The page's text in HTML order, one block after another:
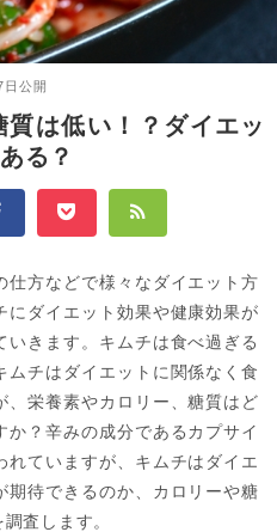
公開
は低い！？ダイエッ
る？
仕方などで様々なダイエット方
にダイエット効果や健康効果が
きます。キムチは食べ過ぎる
ムチはダイエットに関係なく食
、栄養素やカロリー、糖質はど
？辛みの成分であるカプサイ
れていますが、キムチはダイエ
期待できるのか、カロリーや糖
査します。